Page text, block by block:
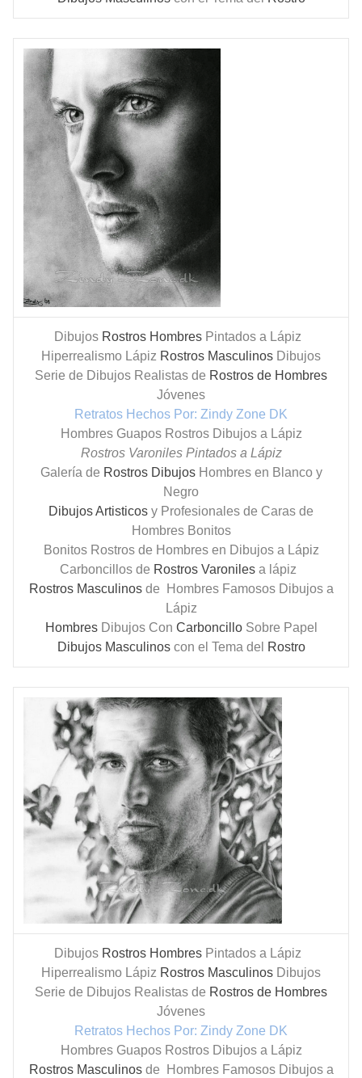
Dibujos Rostros Hombres Pintados a Lápiz
Hiperrealismo Lápiz Rostros Masculinos Dibujos
Serie de Dibujos Realistas de Rostros de Hombres
Jóvenes
Retratos Hechos Por: Zindy Zone DK
Hombres Guapos Rostros Dibujos a Lápiz
Rostros Varoniles Pintados a Lápiz
Galería de Rostros DibujosHombres en Blanco y
Negro
Dibujos Artisticos y Profesionales de Caras de
Hombres Bonitos
Bonitos Rostros de Hombres en Dibujos a Lápiz
Carboncillos de Rostros Varonilesa lápiz
Rostros Masculinosde Hombres Famosos Dibujos a
Lápiz
HombresDibujos Con CarboncilloSobre Papel
Dibujos Masculinoscon el Tema del Rostro
Dibujos Rostros Hombres Pintados a Lápiz
Hiperrealismo Lápiz Rostros Masculinos Dibujos
Serie de Dibujos Realistas de Rostros de Hombres
Jóvenes
Retratos Hechos Por: Zindy Zone DK
Hombres Guapos Rostros Dibujos a Lápiz
Rostros Masculinosde Hombres Famosos Dibujos a